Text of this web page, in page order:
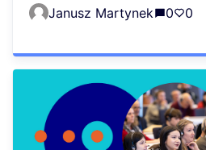
Janusz Martynek 0 0